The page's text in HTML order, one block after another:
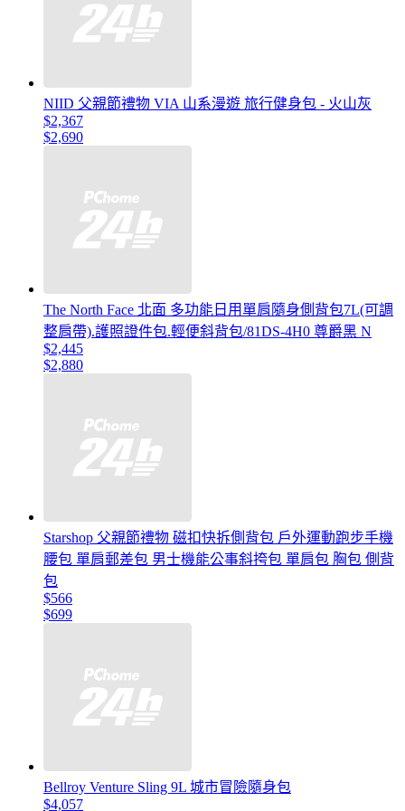
NIID 父親節禮物 VIA 山系漫遊 旅行健身包 - 火山灰
$2,367
$2,690
The North Face 北面 多功能日用單肩隨身側背包7L(可調
整肩帶).護照證件包.輕便斜背包/81DS-4H0 尊爵黑 N
$2,445
$2,880
Starshop 父親節禮物 磁扣快拆側背包 戶外運動跑步手機
腰包 單肩郵差包 男士機能公事斜挎包 單肩包 胸包 側背
包
$566
$699
Bellroy Venture Sling 9L 城市冒險隨身包
$4,057